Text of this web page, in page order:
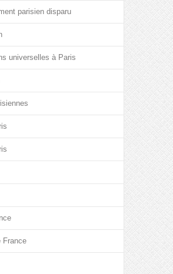
parisien disparu
universelles à Paris
France